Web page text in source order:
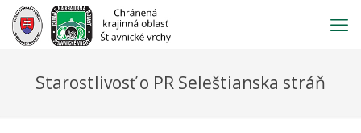
Prejsť
obsah
Starostlivosť o PR Seleštianska stráň